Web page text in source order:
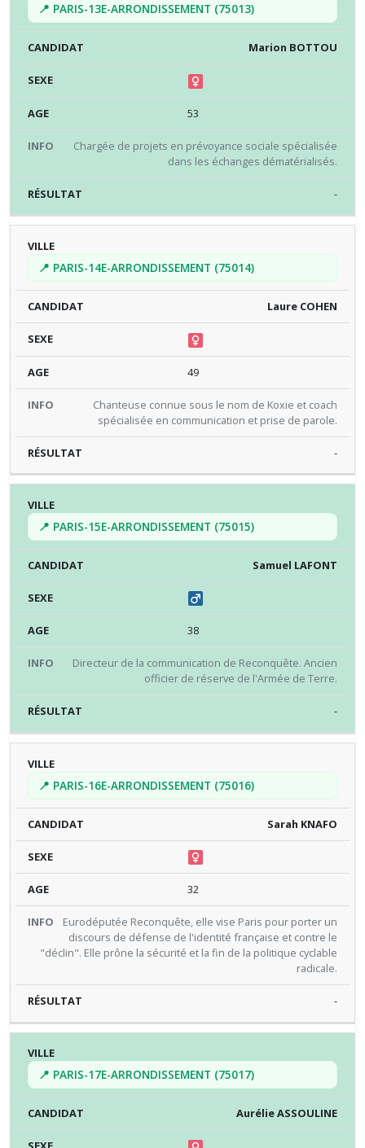
📍 PARIS-13E-ARRONDISSEMENT (75013)
Marion BOTTOU
53
Chargée de projets en prévoyance sociale spécialisée
dans les échanges dématérialisés.
-
📍 PARIS-14E-ARRONDISSEMENT (75014)
Laure COHEN
49
Chanteuse connue sous le nom de Koxie et coach
spécialisée en communication et prise de parole.
-
📍 PARIS-15E-ARRONDISSEMENT (75015)
Samuel LAFONT
38
Directeur de la communication de Reconquête. Ancien
officier de réserve de l'Armée de Terre.
-
📍 PARIS-16E-ARRONDISSEMENT (75016)
Sarah KNAFO
32
Eurodéputée Reconquête, elle vise Paris pour porter un
discours de défense de l'identité française et contre le
"déclin". Elle prône la sécurité et la fin de la politique cyclable
radicale.
-
📍 PARIS-17E-ARRONDISSEMENT (75017)
Aurélie ASSOULINE